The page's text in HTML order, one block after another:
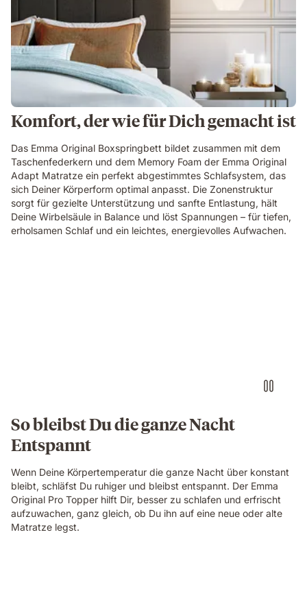
Komfort, der wie für Dich gemacht ist
Das Emma Original Boxspringbett bildet zusammen mit dem
Taschenfederkern und dem Memory Foam der Emma Original
Adapt Matratze ein perfekt abgestimmtes Schlafsystem, das
sich Deiner Körperform optimal anpasst. Die Zonenstruktur
sorgt für gezielte Unterstützung und sanfte Entlastung, hält
Deine Wirbelsäule in Balance und löst Spannungen – für tiefen,
erholsamen Schlaf und ein leichtes, energievolles Aufwachen.
So bleibst Du die ganze Nacht
Entspannt
Wenn Deine Körpertemperatur die ganze Nacht über konstant
bleibt, schläfst Du ruhiger und bleibst entspannt. Der Emma
Original Pro Topper hilft Dir, besser zu schlafen und erfrischt
aufzuwachen, ganz gleich, ob Du ihn auf eine neue oder alte
Matratze legst.